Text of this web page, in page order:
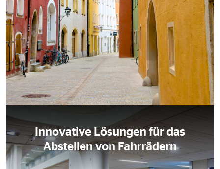
Innovative Lösungen für das
Abstellen von Fahrrädern